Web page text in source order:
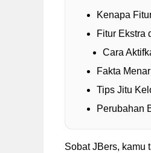
Kenapa
Fitur Ekstra
Cara
Fakta
Tips Jitu
Perubahan
Sobat JBers, kamu